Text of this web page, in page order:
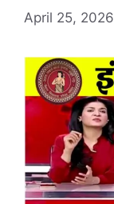
April 25, 2026